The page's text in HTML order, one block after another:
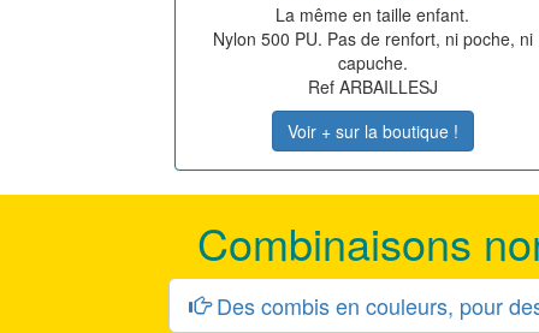
La même en taille enfant.
Nylon 500 PU. Pas de renfort, ni poche, ni
capuche.
Ref ARBAILLESJ
Voir + sur la boutique !
Combinaisons
Des combis en couleurs, pour